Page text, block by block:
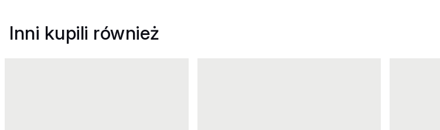
Inni kupili również